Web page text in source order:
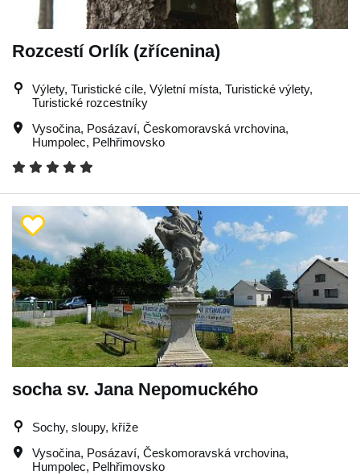
Rozcestí Orlík (zřícenina)
Výlety, Turistické cíle, Výletní místa, Turistické výlety,
Turistické rozcestníky
Vysočina, Posázaví, Českomoravská vrchovina,
Humpolec, Pelhřimovsko
socha sv. Jana Nepomuckého
Sochy, sloupy, kříže
Vysočina, Posázaví, Českomoravská vrchovina,
Humpolec, Pelhřimovsko